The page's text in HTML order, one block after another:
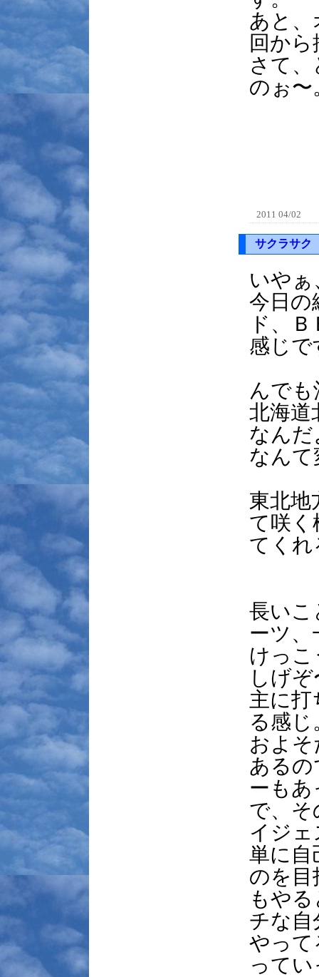
あと、
回か
さて
のぉ〜
2011 04/02
サクラサク
いや
今日の
ド、
感じで
んで
北海道
なんだ
なんて
東北地
て咲く
てく
長いこ
ーツ、
けっ
しげ
主に打
る感じ
およそ
あるの
ーも
で、そ
イジ
単に自
のを目
もや
チな自
やって
って